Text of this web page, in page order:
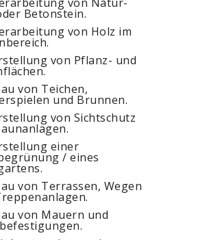
Betonstein.
von Holz im
von Pflanz- und
von Teichen,
und Brunnen.
von Sichtschutz
einer
/ eines
von Terrassen, Wegen
von Mauern und